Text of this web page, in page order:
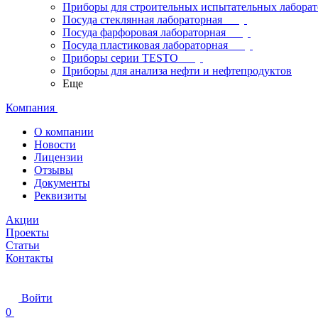
Приборы для строительных испытательных
Посуда стеклянная лабораторная
Посуда фарфоровая лабораторная
Посуда пластиковая лабораторная
Приборы серии TESTO
Приборы для анализа нефти и нефтепродуктов
Еще
Компания
О компании
Новости
Лицензии
Отзывы
Документы
Реквизиты
Акции
Проекты
Статьи
Контакты
Войти
0